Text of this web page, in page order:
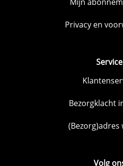
Privacy en
Service
Bezorgklacht
(Bezorg)adres
Volg